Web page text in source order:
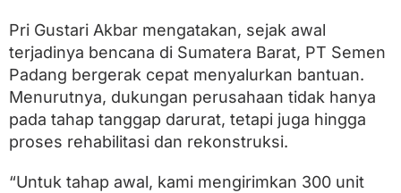
K
i
m
1
.
0
0
Pri Gustari Akbar mengatakan, sejak awal
terjadinya bencana di Sumatera Barat, PT Semen
Padang bergerak cepat menyalurkan bantuan.
Menurutnya, dukungan perusahaan tidak hanya
pada tahap tanggap darurat, tetapi juga hingga
proses rehabilitasi dan rekonstruksi.
“Untuk tahap awal, kami mengirimkan 300 unit